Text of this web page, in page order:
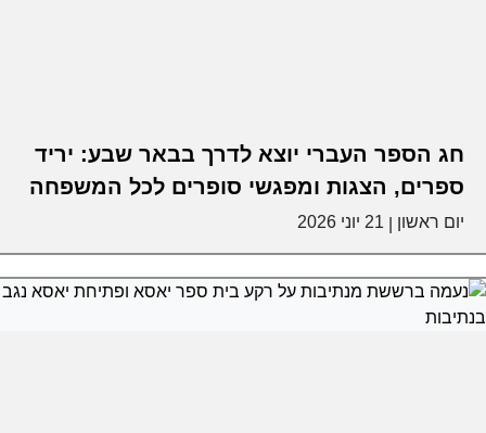
חג הספר העברי יוצא לדרך בבאר שבע: יריד
ספרים, הצגות ומפגשי סופרים לכל המשפחה
יום ראשון 21 יוני 2026